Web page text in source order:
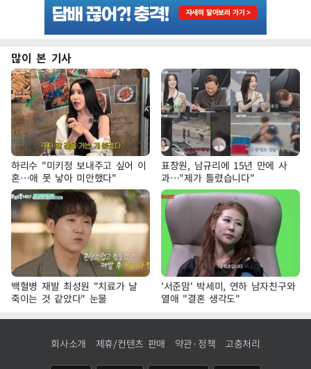
많이 본 기사
하리수 "미키정 보내주고 싶어 이
혼…애 못 낳아 미안했다"
표창원, 남규리에 15년 만에 사
과…"제가 틀렸습니다"
백혈병 재발 최성원 "치료가 날
죽이는 것 같았다" 눈물
'서준맘' 박세미, 연하 남자친구와
열애 "결혼 생각도"
회사소개 제휴/컨텐츠 판매 약관·정책 고충처리